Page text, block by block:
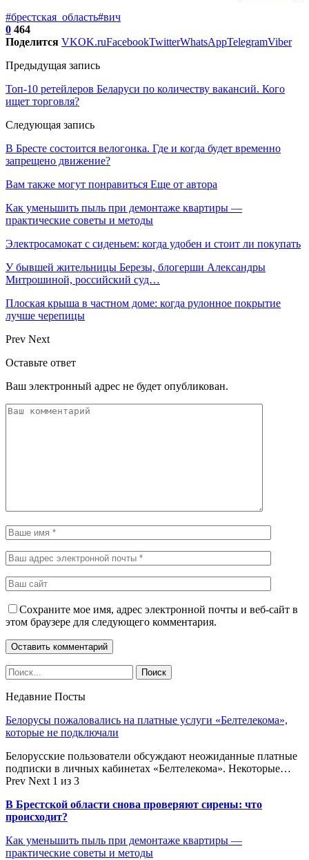
#брестская_область#вич
0 464
Поделится VKOK.ruFacebookTwitterWhatsAppTelegramViber
Предыдущая запись
Топ-10 ретейлеров Беларуси по количеству вакансий. Кого
ищет торговля?
Следующая запись
В Бресте состоится велогонка. Где и когда будет временно
запрещено движение?
Вам также могут понравиться Еще от автора
Как уменьшить пыль при демонтаже квартиры —
практические советы и методы
Электросамокат с сиденьем: когда удобен и стоит ли покупать
У бывшей жительницы Березы, блогерши Александры
Митрошиной, российский суд…
Плоская крыша в частном доме: когда рулонное покрытие
лучше черепицы
Prev Next
Оставьте ответ
Ваш электронный адрес не будет опубликован.
Сохраните мое имя, адрес электронной почты и веб-сайт в
этом браузере для следующего комментария.
Недавние Посты
Белорусы пожаловались на платные услуги «Белтелекома»,
которые не подключали
Белорусские пользователи обсуждают неожиданные платные
подписки в личных кабинетах «Белтелекома». Некоторые…
Prev Next 1 из 3
В Брестской области снова проверяют сирены: что
происходит?
Как уменьшить пыль при демонтаже квартиры —
практические советы и методы